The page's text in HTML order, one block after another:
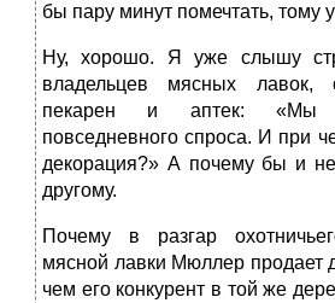
бы пару минут помечтать, тому
Ну, хорошо. Я уже слышу
владельцев мясных лавок,
пекарен и аптек: «Мы
повседневного спроса. И при
декорация?» А почему бы и
другому.
Почему в разгар
мясной лавки Мюллер продает
чем его конкурент в той же